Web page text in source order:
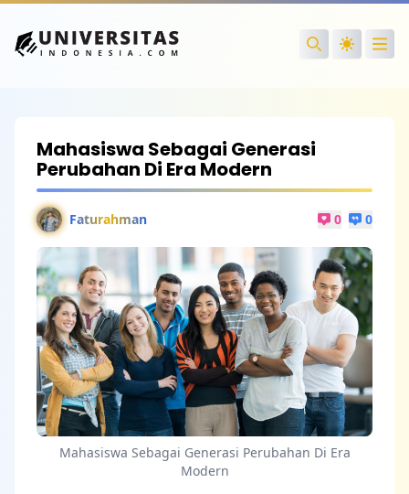
Search
Mahasiswa Sebagai Generasi
Perubahan Di Era Modern
Faturahman 0 0
Mahasiswa Sebagai Generasi Perubahan Di Era
Modern